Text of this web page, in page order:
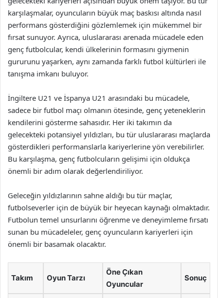
karşılaşmalar, oyuncuların büyük maç baskısı altında nasıl
performans gösterdiğini gözlemlemek için mükemmel bir
fırsat sunuyor. Ayrıca, uluslararası arenada mücadele eden
genç futbolcular, kendi ülkelerinin formasını giymenin
gururunu yaşarken, aynı zamanda farklı futbol kültürleri ile
tanışma imkanı buluyor.
İngiltere U21 ve İspanya U21 arasındaki bu mücadele,
sadece bir futbol maçı olmanın ötesinde, genç yeteneklerin
kendilerini gösterme sahasıdır. Her iki takımın da
gelecekteki potansiyel yıldızları, bu tür uluslararası maçlarda
gösterdikleri performanslarla kariyerlerine yön verebilirler.
Bu karşılaşma, genç futbolcuların gelişimi için oldukça
önemli bir adım olarak değerlendiriliyor.
Geleceğin yıldızlarının sahne aldığı bu tür maçlar,
futbolseverler için de büyük bir heyecan kaynağı olmaktadır.
Futbolun temel unsurlarını öğrenme ve deneyimleme fırsatı
sunan bu mücadeleler, genç oyuncuların kariyerleri için
önemli bir basamak olacaktır.
Takım Oyun Tarzı
Öne Çıkan
Oyuncular
Sonuç